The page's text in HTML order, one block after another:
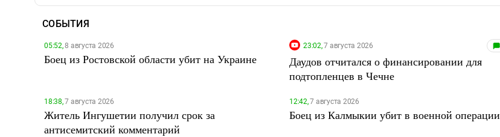
СОБЫТИЯ
05:52,8 августа 2026
Боец из Ростовской области убит на Украине
23:02,7 августа 2026
Даудов отчитался о финансировании для
подтопленцев в Чечне
18:38,7 августа 2026
Житель Ингушетии получил срок за
антисемитский комментарий
12:42,7 августа 2026
Боец из Калмыкии убит в военной операции